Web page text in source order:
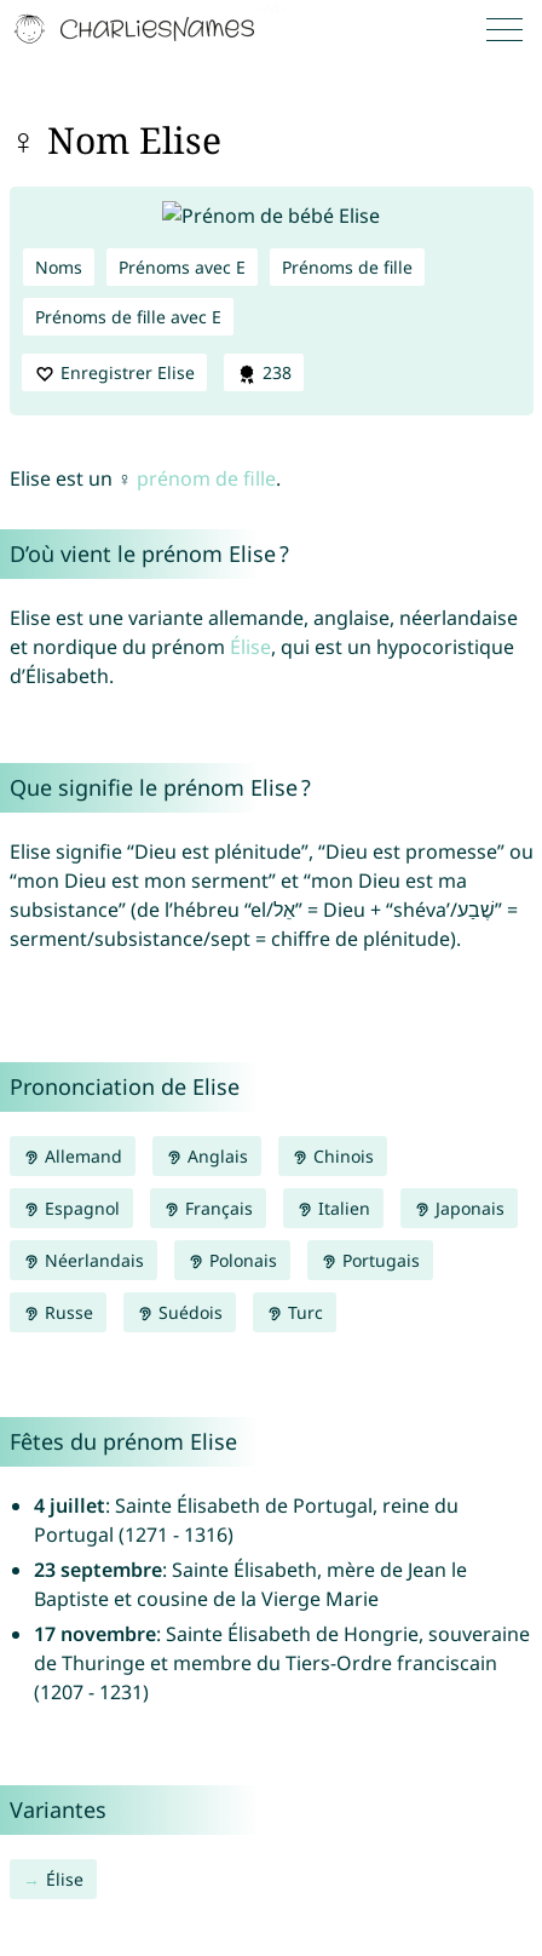
♀ Nom Elise
Noms Prénoms avec E Prénoms de fille
Prénoms de fille avec E
Enregistrer Elise 238
Elise est un ♀ prénom de fille.
D’où vient le prénom Elise ?
Elise est une variante allemande, anglaise, néerlandaise
et nordique du prénom Élise, qui est un hypocoristique
d’Élisabeth.
Que signifie le prénom Elise ?
Elise signifie “Dieu est plénitude”, “Dieu est promesse” ou
“mon Dieu est mon serment” et “mon Dieu est ma
subsistance” (de l’hébreu “el/אֵל” = Dieu + “shéva’/שֶׁבַע” =
serment/subsistance/sept = chiffre de plénitude).
Prononciation de Elise
Allemand Anglais Chinois
Espagnol Français Italien Japonais
Néerlandais Polonais Portugais
Russe Suédois Turc
Fêtes du prénom Elise
4 juillet: Sainte Élisabeth de Portugal, reine du
Portugal (1271 - 1316)
23 septembre: Sainte Élisabeth, mère de Jean le
Baptiste et cousine de la Vierge Marie
17 novembre: Sainte Élisabeth de Hongrie, souveraine
de Thuringe et membre du Tiers-Ordre franciscain
(1207 - 1231)
Variantes
Élise